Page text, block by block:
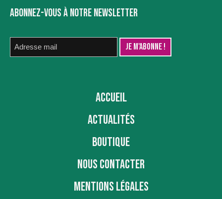
ABONNEZ-VOUS À NOTRE NEWSLETTER
ACCUEIL
ACTUALITÉS
BOUTIQUE
NOUS CONTACTER
MENTIONS LÉGALES